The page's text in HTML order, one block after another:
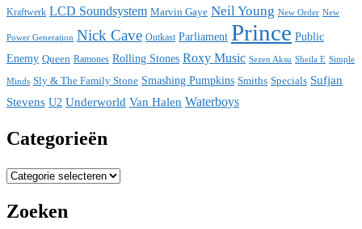
Kraftwerk LCD Soundsystem Marvin Gaye Neil Young New Order New
Power Generation Nick Cave Outkast Parliament Prince Public
Enemy Queen Ramones Rolling Stones Roxy Music Sezen Aksu Sheila E Simple
Minds Sly & The Family Stone Smashing Pumpkins Smiths Specials Sufjan
Stevens U2 Underworld Van Halen Waterboys
Categorieën
Categorieën
Zoeken